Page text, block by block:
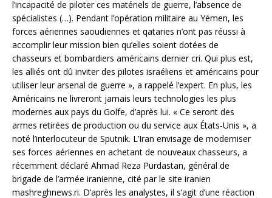
l’incapacité de piloter ces matériels de guerre, l’absence de
spécialistes (…). Pendant l’opération militaire au Yémen, les
forces aériennes saoudiennes et qataries n’ont pas réussi à
accomplir leur mission bien qu’elles soient dotées de
chasseurs et bombardiers américains dernier cri. Qui plus est,
les alliés ont dû inviter des pilotes israéliens et américains pour
utiliser leur arsenal de guerre », a rappelé l’expert. En plus, les
Américains ne livreront jamais leurs technologies les plus
modernes aux pays du Golfe, d’après lui. « Ce seront des
armes retirées de production ou du service aux États-Unis », a
noté l’interlocuteur de Sputnik. L’Iran envisage de moderniser
ses forces aériennes en achetant de nouveaux chasseurs, a
récemment déclaré Ahmad Reza Purdastan, général de
brigade de l’armée iranienne, cité par le site iranien
mashreghnews.ri. D’après les analystes, il s’agit d’une réaction